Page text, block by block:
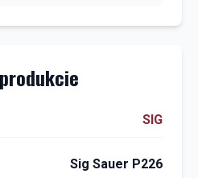
SIG
Sig Sauer P226